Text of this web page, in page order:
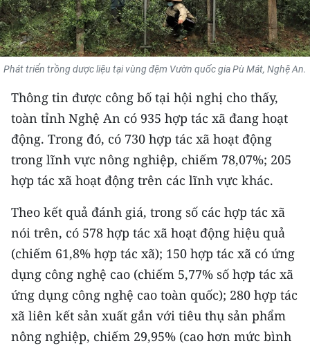
Y TẾ
KHOA HỌC - CÔNG NGHỆ
MÔI TRƯỜNG
BẠN ĐỌC
KIỂM CHỨNG THÔNG TIN
TRI THỨC CHUYÊN SÂU
54 DÂN TỘC VIỆT NAM
CHƯƠNG TRÌNH OCOP - MỖI XÃ
MỘT SẢN PHẨM
RADIO
MEDIA CENTER
Phát triển trồng dược liệu tại vùng đệm Vườn quốc gia Pù Mát, Nghệ An.
Thông tin được công bố tại hội nghị cho thấy,
toàn tỉnh Nghệ An có 935 hợp tác xã đang hoạt
động. Trong đó, có 730 hợp tác xã hoạt động
trong lĩnh vực nông nghiệp, chiếm 78,07%; 205
hợp tác xã hoạt động trên các lĩnh vực khác.
Theo kết quả đánh giá, trong số các hợp tác xã
nói trên, có 578 hợp tác xã hoạt động hiệu quả
(chiếm 61,8% hợp tác xã); 150 hợp tác xã có ứng
dụng công nghệ cao (chiếm 5,77% số hợp tác xã
ứng dụng công nghệ cao toàn quốc); 280 hợp tác
xã liên kết sản xuất gắn với tiêu thụ sản phẩm
nông nghiệp, chiếm 29,95% (cao hơn mức bình